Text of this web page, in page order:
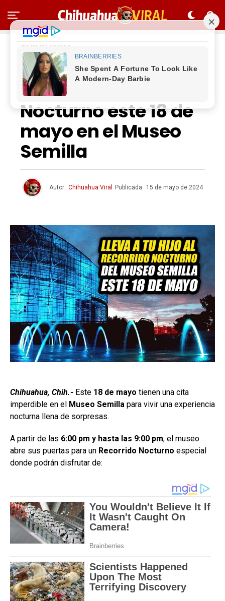
CHIHUAHUA
Lleva a tu pequeño
al Recorrido
Nocturno este 18 de
mayo en el Museo
Semilla
Autor: Chihuahua Viral Publicada: 15 de mayo de 2024
Chihuahua, Chih.- Este 18 de mayo tienen una cita
imperdible en el Museo Semilla para vivir una experiencia
nocturna llena de sorpresas.
A partir de las 6:00 pm y hasta las 9:00 pm, el museo
abre sus puertas para un Recorrido Nocturno especial
donde podrán disfrutar de: